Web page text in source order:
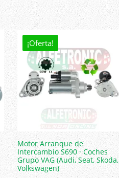
¡Oferta!
Motor Arranque de
Intercambio S690 · Coches
Grupo VAG (Audi, Seat, Skoda,
Volkswagen)